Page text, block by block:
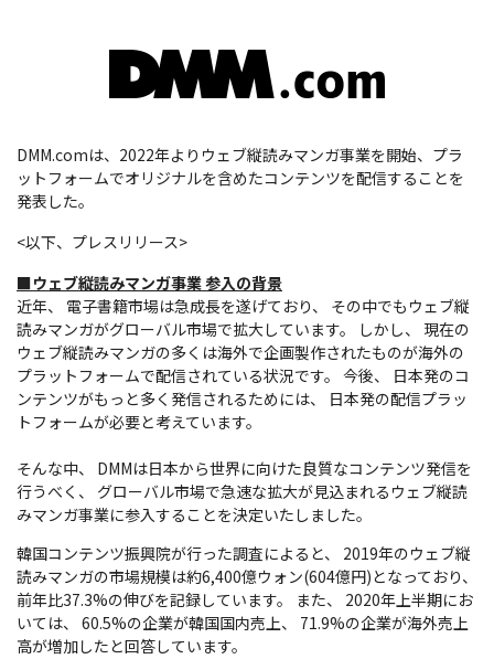
DMM.comは、2022年よりウェブ縦読みマンガ事業を開始、プラ
ットフォームでオリジナルを含めたコンテンツを配信することを
発表した。
<以下、プレスリリース>
■ウェブ縦読みマンガ事業 参入の背景
近年、 電子書籍市場は急成長を遂げており、 その中でもウェブ縦
読みマンガがグローバル市場で拡大しています。 しかし、 現在の
ウェブ縦読みマンガの多くは海外で企画製作されたものが海外の
プラットフォームで配信されている状況です。 今後、 日本発のコ
ンテンツがもっと多く発信されるためには、 日本発の配信プラッ
トフォームが必要と考えています。
そんな中、 DMMは日本から世界に向けた良質なコンテンツ発信を
行うべく、 グローバル市場で急速な拡大が見込まれるウェブ縦読
みマンガ事業に参入することを決定いたしました。
韓国コンテンツ振興院が行った調査によると、 2019年のウェブ縦
読みマンガの市場規模は約6,400億ウォン(604億円)となっており、
前年比37.3%の伸びを記録しています。 また、 2020年上半期にお
いては、 60.5%の企業が韓国国内売上、 71.9%の企業が海外売上
高が増加したと回答しています。